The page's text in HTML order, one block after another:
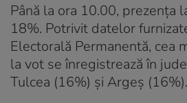
Până la ora 10.00, prezența
18%. Potrivit datelor
Electorală Permanentă, cea
la vot se înregistrează în
Tulcea (16%) și Argeș (16%).